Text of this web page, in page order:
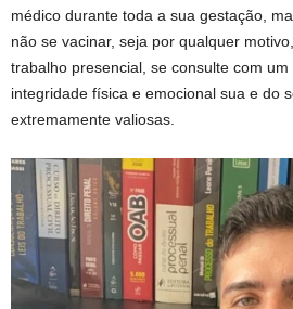
médico durante toda a sua gestação,
não se vacinar, seja por qualquer
trabalho presencial, se consulte com
integridade física e emocional sua e do
extremamente valiosas.